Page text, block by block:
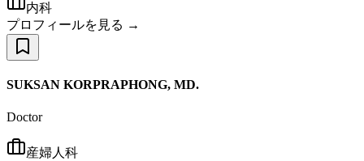
内科
プロフィールを見る →
SUKSAN KORPRAPHONG, MD.
Doctor
産婦人科